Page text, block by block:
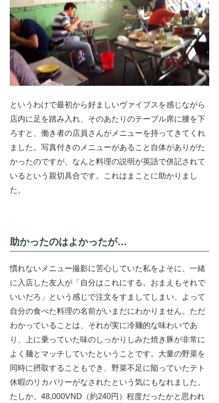
というわけで最初から好ましいヴァイブスを感じながら
店内に足を踏み入れ、そのあたりのテーブル席に腰を下
ろすと、働き者の店員さんがメニューを持ってきてくれ
ました。写真付きのメニューがあること自体がありがた
かったのですが、なんと料理の説明が英語で併記されて
いるという親切具合です。これはまことに助かりまし
た。
助かったのはよかったが…
慣れないメニュー撮影に苦心していた私をよそに、一緒
に入店した友人が「自分はこれにする。おまえもそれで
いいだろ」という感じで注文をすましてしまい、よって
自分の食べた料理の名前がいまだにわかりません。ただ
わかっていることは、それが実に冷麺的な味わいであ
り、上に乗っていた味のしっかりしみた焼き豚が非常に
よく麺とマッチしていたということです。大量の野菜を
同時に摂取することもでき、野菜不足に陥っていたテト
休暇のリカバリーがなされたという気にもなれました。
たしか、48,000VND（約240円）程度だったかと思われ